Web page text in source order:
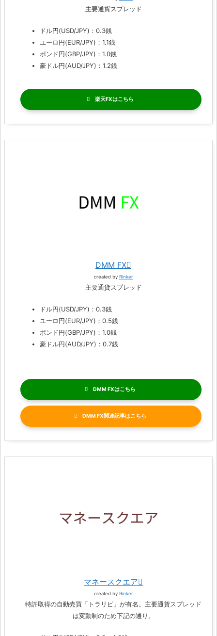
主要通貨スプレッド
ドル円(USD/JPY)：0.3銭
ユーロ円(EUR/JPY)：1.1銭
ポンド円(GBP/JPY)：1.0銭
豪ドル円(AUD/JPY)：1.2銭
楽天FX
DMM FX
created by Rinker
主要通貨スプレッド
ドル円(USD/JPY)：0.3銭
ユーロ円(EUR/JPY)：0.5銭
ポンド円(GBP/JPY)：1.0銭
豪ドル円(AUD/JPY)：0.7銭
DMM FX
DMM FX関連記事
マネースクエア
created by Rinker
特許取得の自動売買「トラリピ」が有名。主要通貨スプレッド
は変動制のため下記の通り。